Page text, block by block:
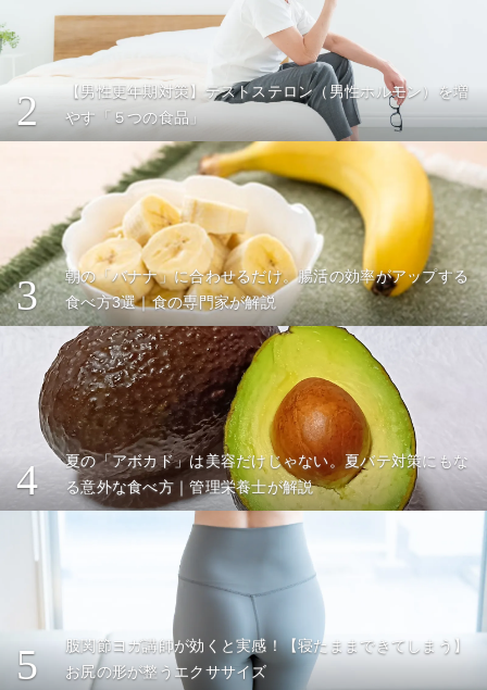
2
【男性更年期対策】テストステロン（男性ホルモン）を増
やす「５つの食品」
3
朝の「バナナ」に合わせるだけ。腸活の効率がアップする
食べ方3選｜食の専門家が解説
4
夏の「アボカド」は美容だけじゃない。夏バテ対策にもな
る意外な食べ方｜管理栄養士が解説
5
股関節ヨガ講師が効くと実感！【寝たままできてしまう】
お尻の形が整うエクササイズ